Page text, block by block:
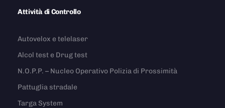
Attività di Controllo
Autovelox e telelaser
Alcol test e Drug test
N.O.P.P. – Nucleo Operativo Polizia di Prossimità
Pattuglia stradale
Targa System